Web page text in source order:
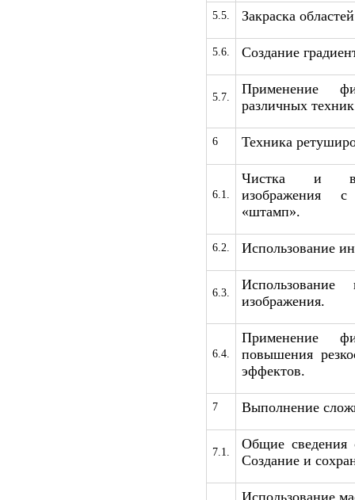
5.5. Закраска
5.6. Создание
5.7.
Применение
различных
6 Техника
6.1.
Чистка и
изображения
«штамп».
6.2. Использование
6.3.
Использование
изображения.
6.4.
Применение
повышения
эффектов.
7 Выполнение
7.1.
Общие сведения
Создание и
Использование